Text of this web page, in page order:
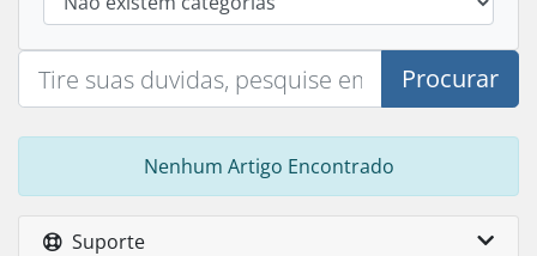
Procurar
Nenhum Artigo Encontrado
Suporte